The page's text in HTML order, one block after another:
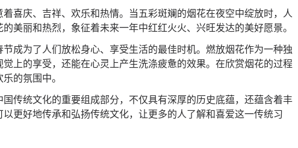
着喜庆、吉祥、欢乐和热情。当五彩斑斓的烟花在夜空中绽放时，人
美丽和热烈，象征着未来一年中红红火火、兴旺发达的美好愿景。
节成为了人们放松身心、享受生活的最佳时机。燃放烟花作为一种独
上的享受，还能在心灵上产生洗涤疲惫的效果。在欣赏烟花的过程
的氛围中。
国传统文化的重要组成部分，不仅具有深厚的历史底蕴，还蕴含着丰
更好地传承和弘扬传统文化，让更多的人了解和喜爱这一传统习